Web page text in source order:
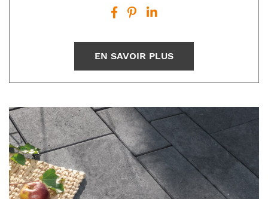
EN SAVOIR PLUS